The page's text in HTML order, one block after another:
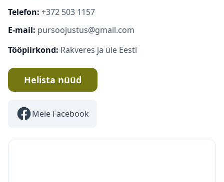
Telefon: +372 503 1157
E-mail: pursoojustus@gmail.com
Tööpiirkond: Rakveres ja üle Eesti
Helista nüüd
Meie Facebook